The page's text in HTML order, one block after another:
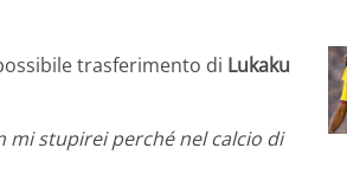
trasferimento di Lukaku
mi stupirei perché nel calcio di